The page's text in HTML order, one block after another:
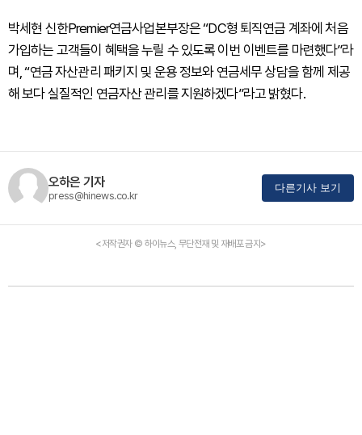
박세현 신한Premier연금사업본부장은 “DC형 퇴직연금 계좌에 처음
가입하는 고객들이 혜택을 누릴 수 있도록 이번 이벤트를 마련했다”라
며, “연금 자산관리 패키지 및 운용 정보와 연금세무 상담을 함께 제공
해 보다 실질적인 연금자산 관리를 지원하겠다”라고 밝혔다.
오하은 기자
press@hinews.co.kr
다른기사 보기
<저작권자 © 하이뉴스, 무단전재 및 재배포 금지>